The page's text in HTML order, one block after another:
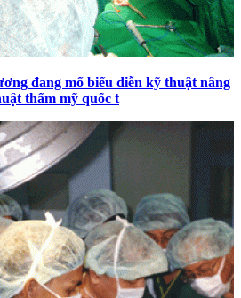
đang mổ biểu diễn kỹ thuật nâng
thẩm mỹ quốc t